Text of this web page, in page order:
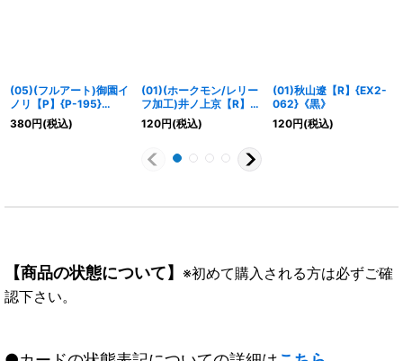
(05)(フルアート)御園イ
ノリ【P】{P-195}
《黄》
380円(税込)
(01)(ホークモン/レリー
フ加工)井ノ上京【R】
{BT8-085}《赤》
120円(税込)
(01)秋山遼【R】{EX2-
062}《黒》
120円(税込)
【商品の状態について】 ※初めて購入される方は必ずご確
認下さい。